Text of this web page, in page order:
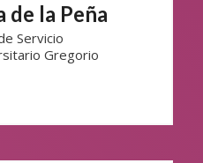
de la Peña
Servicio
Gregorio